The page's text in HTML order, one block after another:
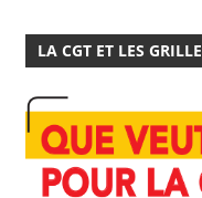
LA CGT ET LES